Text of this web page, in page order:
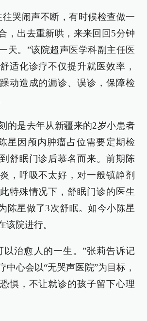
往哭闹声不断，有时候检查做一
，出去重新哄，来来回回5分钟
天。”该院超声医学科副主任医
适化诊疗不仅提升就医效率，
动造成的漏诊、误诊，保障检
的是去年从新疆来的2岁小患者
星因颅内肿瘤占位需要定期检
舒眠门诊后慕名而来。前期陈
，呼吸不太好，对一般镇静剂
特殊情况下，舒眠门诊的医生
陈星做了3次舒眠。如今小陈星
该院进行。
以治愈人的一生。”张莉告诉记
中心会以“无哭声医院”为目标，
惧，不让就诊的孩子留下心理